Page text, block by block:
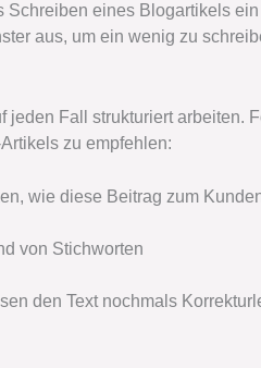
Schreiben eines Blogartikels
aus, um ein wenig zu
jeden Fall strukturiert arbeiten.
zu empfehlen:
wie diese Beitrag zum
von Stichworten
den Text nochmals